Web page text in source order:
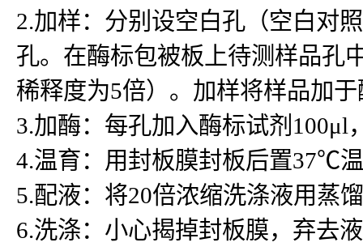
2.加样：分别设空白孔（空白对
孔。在酶标包被板上待测样品孔
稀释度为5倍）。加样将样品加
3.加酶：每孔加入酶标试剂100μl
4.温育：用封板膜封板后置37℃
5.配液：将20倍浓缩洗涤液用蒸
6.洗涤：小心揭掉封板膜，弃去